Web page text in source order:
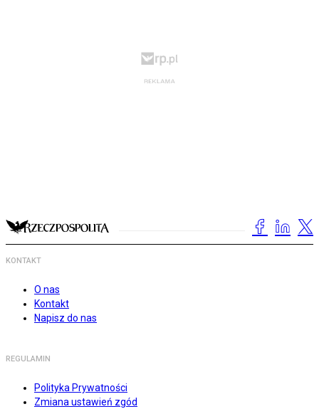
KONTAKT
O nas
Kontakt
Napisz do nas
REGULAMIN
Polityka Prywatności
Zmiana ustawień zgód